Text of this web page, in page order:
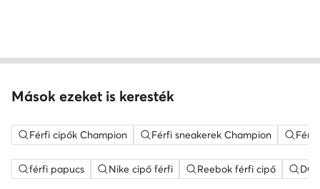
Mások ezeket is keresték
Férfi cipők Champion Férfi sneakerek Champion Férfi
férfi papucs Nike cipő férfi Reebok férfi cipő DC